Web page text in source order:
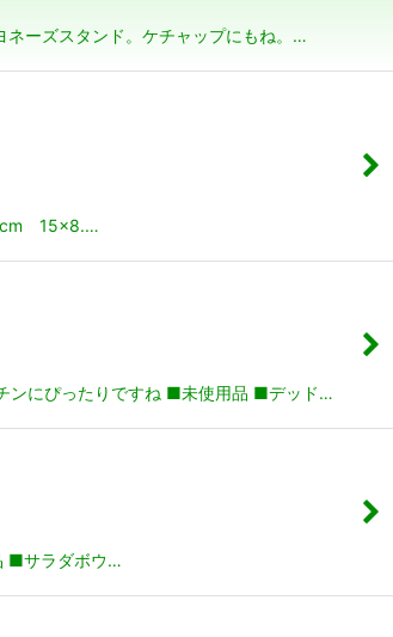
ネーズスタンド。ケチャップにもね。…
15×8.…
ンにぴったりですね ■未使用品 ■デッド…
■サラダボウ…